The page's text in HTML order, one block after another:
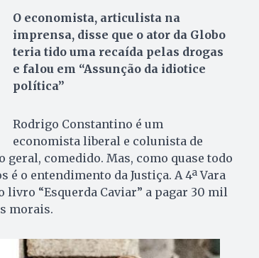
O economista, articulista na
imprensa, disse que o ator da Globo
teria tido uma recaída pelas drogas
e falou em “Assunção da idiotice
política”
Rodrigo Constantino é um
economista liberal e colunista de
comedido. Mas, como quase todo
é o entendimento da Justiça. A 4ª Vara
livro “Esquerda Caviar” a pagar 30 mil
morais.